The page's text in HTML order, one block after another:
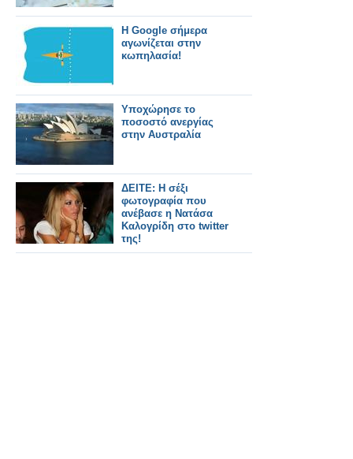
Η Google σήμερα
αγωνίζεται στην
κωπηλασία!
Υποχώρησε το
ποσοστό ανεργίας
στην Αυστραλία
ΔΕΙΤΕ: H σέξι
φωτογραφία που
ανέβασε η Νατάσα
Καλογρίδη στο twitter
της!